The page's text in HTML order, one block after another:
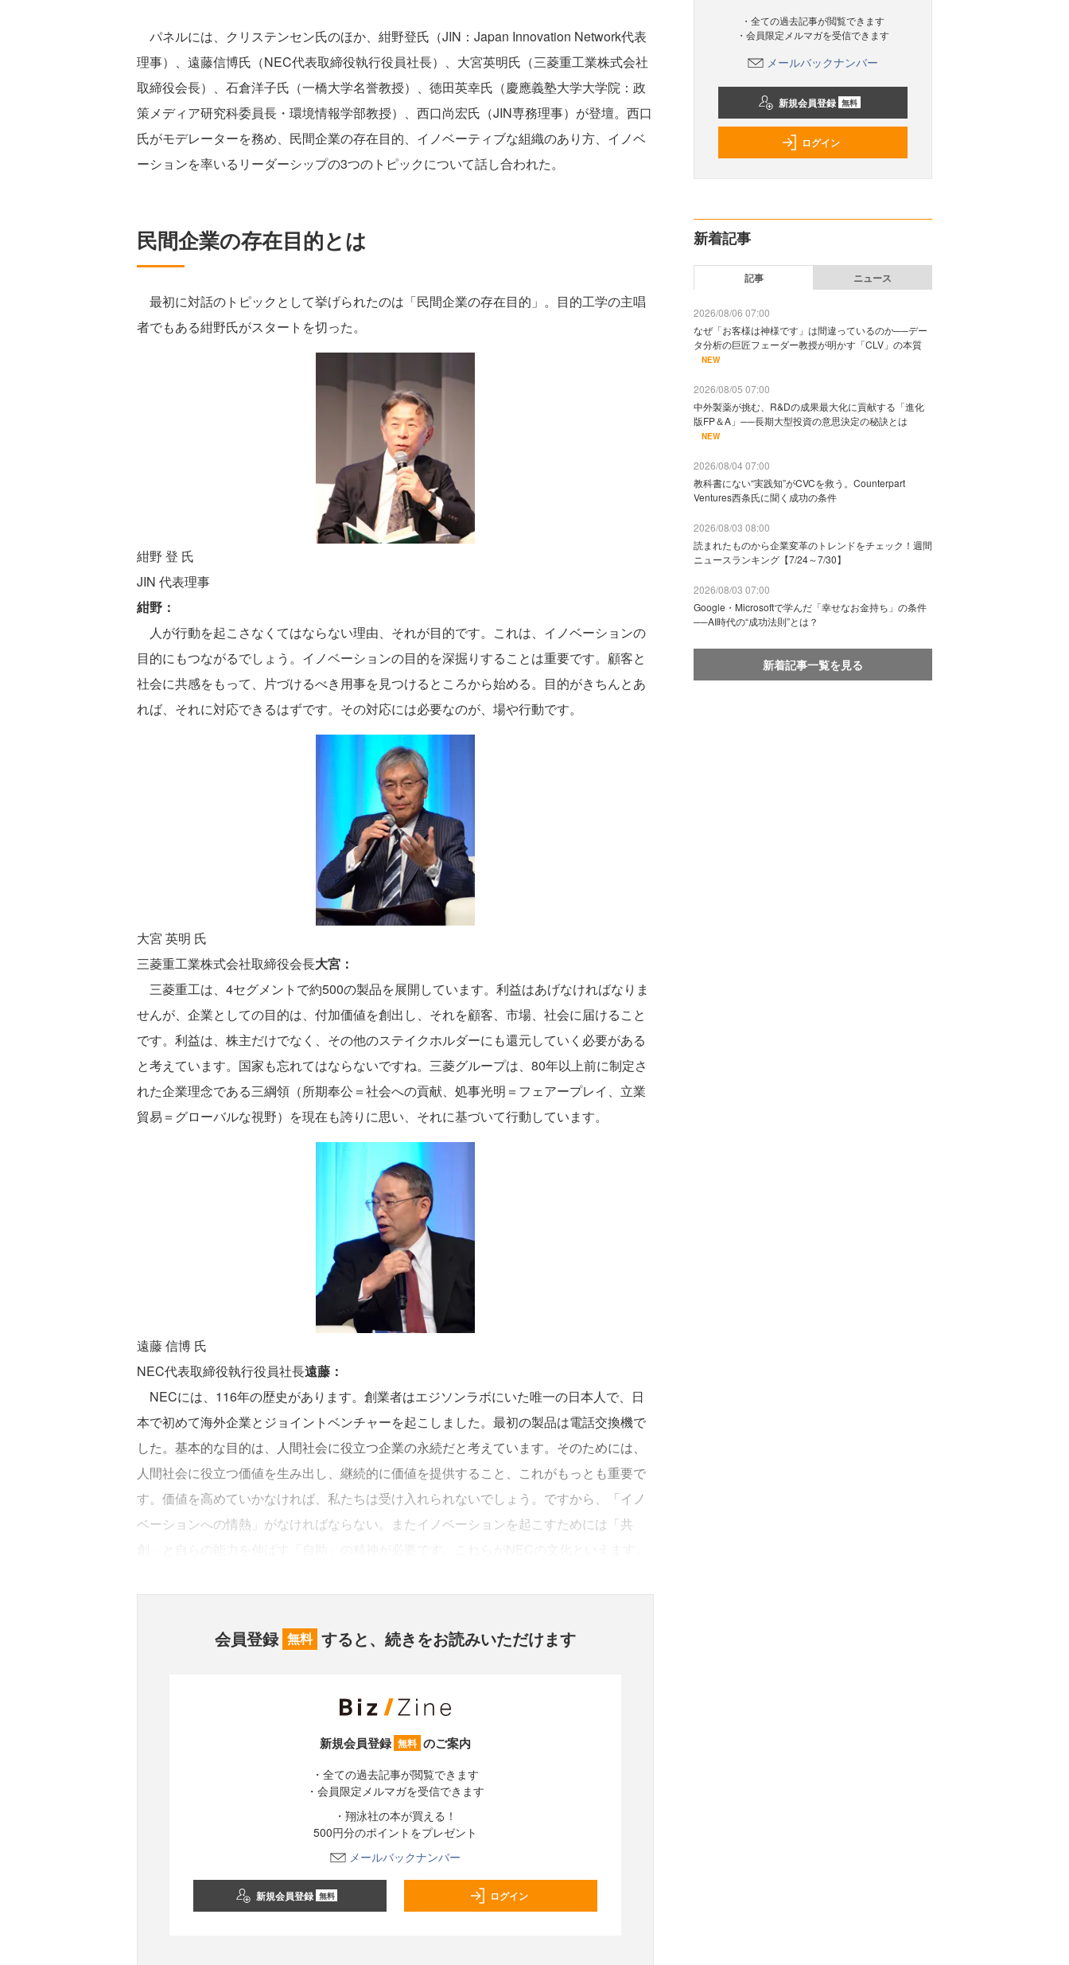
パネルには、クリステンセン氏のほか、紺野登氏（JIN：Japan Innovation Network代表
理事）、遠藤信博氏（NEC代表取締役執行役員社長）、大宮英明氏（三菱重工業株式会社
取締役会長）、石倉洋子氏（一橋大学名誉教授）、徳田英幸氏（慶應義塾大学大学院：政
策メディア研究科委員長・環境情報学部教授）、西口尚宏氏（JIN専務理事）が登壇。西口
氏がモデレーターを務め、民間企業の存在目的、イノベーティブな組織のあり方、イノベ
ーションを率いるリーダーシップの3つのトピックについて話し合われた。
民間企業の存在目的とは
最初に対話のトピックとして挙げられたのは「民間企業の存在目的」。目的工学の主唱
者でもある紺野氏がスタートを切った。
紺野 登 氏
JIN 代表理事
紺野：
人が行動を起こさなくてはならない理由、それが目的です。これは、イノベーションの
目的にもつながるでしょう。イノベーションの目的を深掘りすることは重要です。顧客と
社会に共感をもって、片づけるべき用事を見つけるところから始める。目的がきちんとあ
れば、それに対応できるはずです。その対応には必要なのが、場や行動です。
大宮 英明 氏
三菱重工業株式会社取締役会長大宮：
三菱重工は、4セグメントで約500の製品を展開しています。利益はあげなければなりま
せんが、企業としての目的は、付加価値を創出し、それを顧客、市場、社会に届けること
です。利益は、株主だけでなく、その他のステイクホルダーにも還元していく必要がある
と考えています。国家も忘れてはならないですね。三菱グループは、80年以上前に制定さ
れた企業理念である三綱領（所期奉公＝社会への貢献、処事光明＝フェアープレイ、立業
貿易＝グローバルな視野）を現在も誇りに思い、それに基づいて行動しています。
遠藤 信博 氏
NEC代表取締役執行役員社長遠藤：
NECには、116年の歴史があります。創業者はエジソンラボにいた唯一の日本人で、日
本で初めて海外企業とジョイントベンチャーを起こしました。最初の製品は電話交換機で
した。基本的な目的は、人間社会に役立つ企業の永続だと考えています。そのためには、
人間社会に役立つ価値を生み出し、継続的に価値を提供すること、これがもっとも重要で
す。価値を高めていかなければ、私たちは受け入れられないでしょう。ですから、「イノ
ベーションへの情熱」がなければならない。またイノベーションを起こすためには「共
会員登録 無料 すると、続きをお読みいただけます
新規会員登録 無料 のご案内
・全ての過去記事が閲覧できます
・会員限定メルマガを受信できます
・翔泳社の本が買える！
500円分のポイントをプレゼント
メールバックナンバー
新規会員登録 無料 ログイン
・全ての過去記事が閲覧できます
・会員限定メルマガを受信できます
メールバックナンバー
新規会員登録 無料
ログイン
新着記事
記事 ニュース
2026/08/06 07:00
なぜ「お客様は神様です」は間違っているのか──デー
タ分析の巨匠フェーダー教授が明かす「CLV」の本質
NEW
2026/08/05 07:00
中外製薬が挑む、R&Dの成果最大化に貢献する「進化
版FP＆A」──長期大型投資の意思決定の秘訣とは
NEW
2026/08/04 07:00
教科書にない“実践知”がCVCを救う。Counterpart
Ventures西条氏に聞く成功の条件
2026/08/03 08:00
読まれたものから企業変革のトレンドをチェック！週間
ニュースランキング【7/24～7/30】
2026/08/03 07:00
Google・Microsoftで学んだ「幸せなお金持ち」の条件
──AI時代の“成功法則”とは？
新着記事一覧を見る